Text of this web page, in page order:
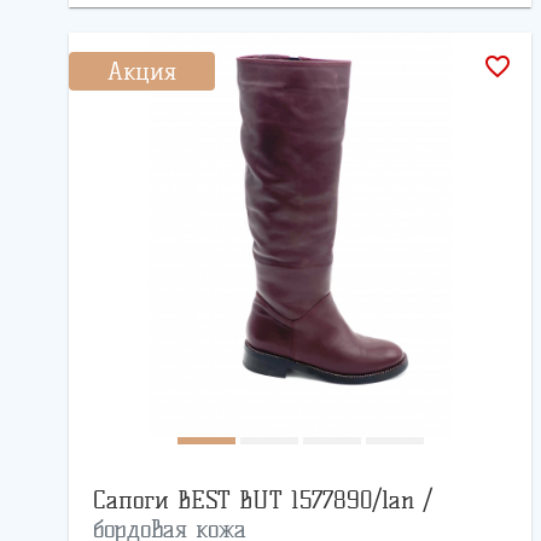
Акция favorite_border
Сапоги BEST BUT 1577890/lan /
бордовая кожа